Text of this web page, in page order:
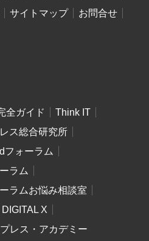
サイトマップ
お問合せ
全ガイド
Think IT
ス総合研究所
フォーラム
ラム
ラムお悩み相談室
DIGITAL X
レス・アカデミー